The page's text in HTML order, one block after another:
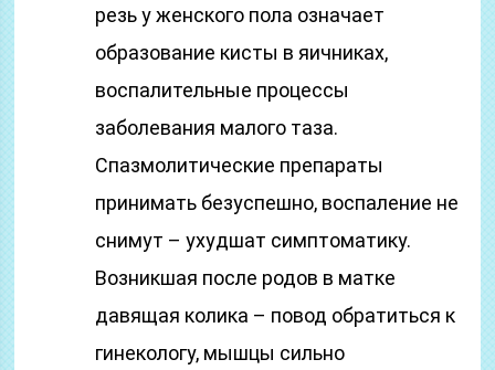
резь у женского пола означает
образование кисты в яичниках,
воспалительные процессы
заболевания малого таза.
Спазмолитические препараты
принимать безуспешно, воспаление не
снимут – ухудшат симптоматику.
Возникшая после родов в матке
давящая колика – повод обратиться к
гинекологу, мышцы сильно